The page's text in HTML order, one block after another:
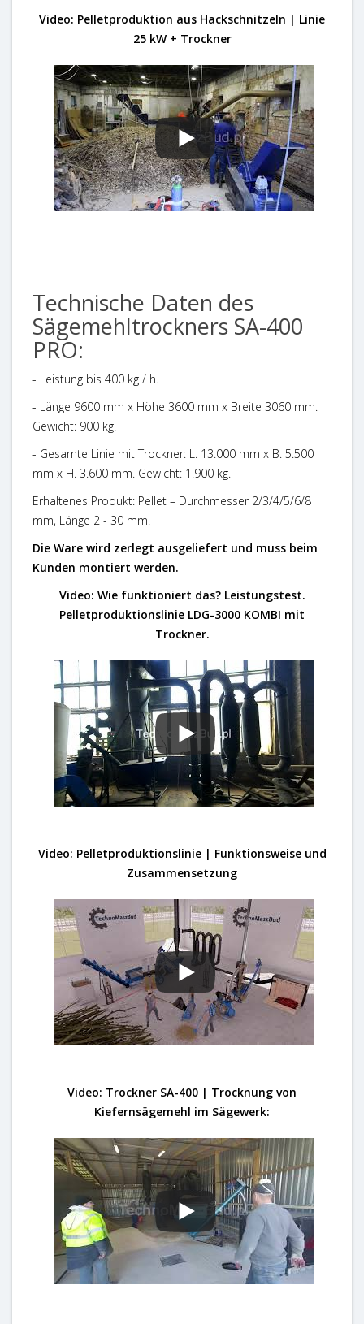
Video: Pelletproduktion aus Hackschnitzeln | Linie
25 kW + Trockner
Technische Daten des
Sägemehltrockners SA-400
PRO:
- Leistung bis 400 kg / h.
- Länge 9600 mm x Höhe 3600 mm x Breite 3060 mm.
Gewicht: 900 kg.
- Gesamte Linie mit Trockner: L. 13.000 mm x B. 5.500
mm x H. 3.600 mm. Gewicht: 1.900 kg.
Erhaltenes Produkt: Pellet – Durchmesser 2/3/4/5/6/8
mm, Länge 2 - 30 mm.
Die Ware wird zerlegt ausgeliefert und muss beim
Kunden montiert werden.
Video: Wie funktioniert das? Leistungstest.
Pelletproduktionslinie LDG-3000 KOMBI mit
Trockner.
Video: Pelletproduktionslinie | Funktionsweise und
Zusammensetzung
Video: Trockner SA-400 | Trocknung von
Kiefernsägemehl im Sägewerk: